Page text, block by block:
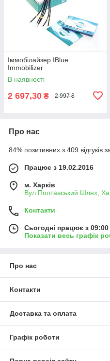
Іммобілайзер IBlue
Immobilizer
В наявності
2 697,30 ₴ 2 997 ₴
Про нас
84% позитивних з 409 відгуків
Працює з 19.02.2016
м. Харків
Вул.Полтавський Шлях,
Контакти
Сьогодні працює з
Показати весь графік
Про нас
Контакти
Доставка та оплата
Графік роботи